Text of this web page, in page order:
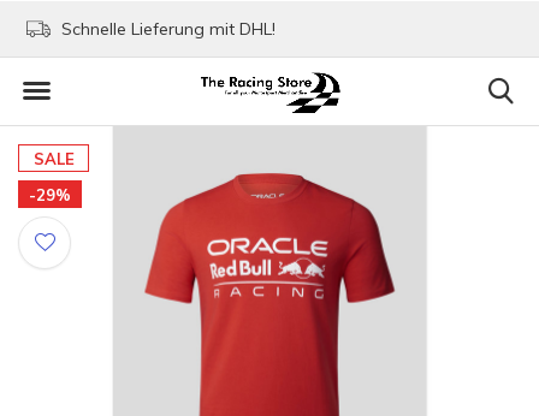
Schnelle Lieferung mit DHL!
SALE
-29%